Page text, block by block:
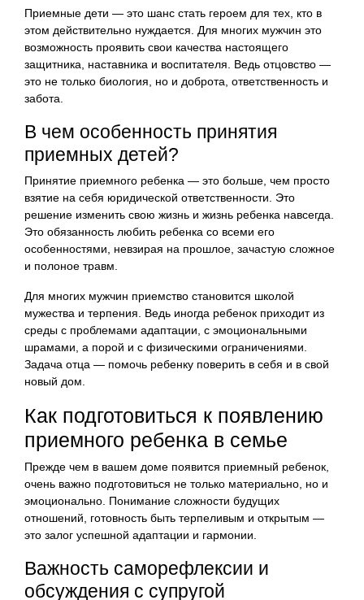
Приемные дети — это шанс стать героем для тех, кто в
этом действительно нуждается. Для многих мужчин это
возможность проявить свои качества настоящего
защитника, наставника и воспитателя. Ведь отцовство —
это не только биология, но и доброта, ответственность и
забота.
В чем особенность принятия
приемных детей?
Принятие приемного ребенка — это больше, чем просто
взятие на себя юридической ответственности. Это
решение изменить свою жизнь и жизнь ребенка навсегда.
Это обязанность любить ребенка со всеми его
особенностями, невзирая на прошлое, зачастую сложное
и полоное травм.
Для многих мужчин приемство становится школой
мужества и терпения. Ведь иногда ребенок приходит из
среды с проблемами адаптации, с эмоциональными
шрамами, а порой и с физическими ограничениями.
Задача отца — помочь ребенку поверить в себя и в свой
новый дом.
Как подготовиться к появлению
приемного ребенка в семье
Прежде чем в вашем доме появится приемный ребенок,
очень важно подготовиться не только материально, но и
эмоционально. Понимание сложности будущих
отношений, готовность быть терпеливым и открытым —
это залог успешной адаптации и гармонии.
Важность саморефлексии и
обсуждения с супругой